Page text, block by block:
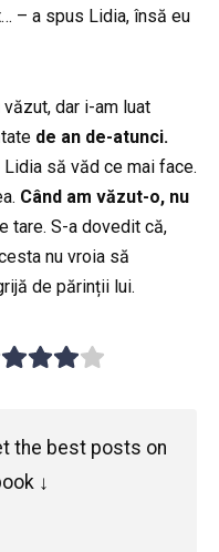
– a spus Lidia, însă eu
dar i-am luat
de an de-atunci.
să văd ce mai face.
Când am văzut-o, nu
tare. S-a dovedit că,
nu vroia să
de părinții lui.
the best posts on
↓